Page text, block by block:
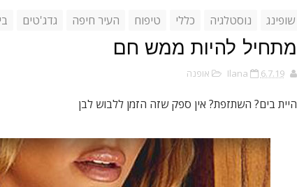
גדג'טים העיר חיפה טיפוח כללי נוסטלגיה שופינג
מתחיל להיות ממש חם
Ilana 6.7.19 אופנה
היית בים? השתזפת? אין ספק שזה הזמן ללבוש לבן